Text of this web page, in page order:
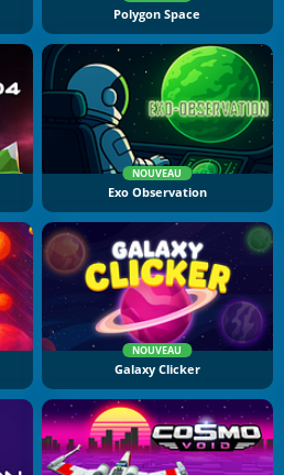
Polygon Space
NOUVEAU
Exo Observation
NOUVEAU
Galaxy Clicker